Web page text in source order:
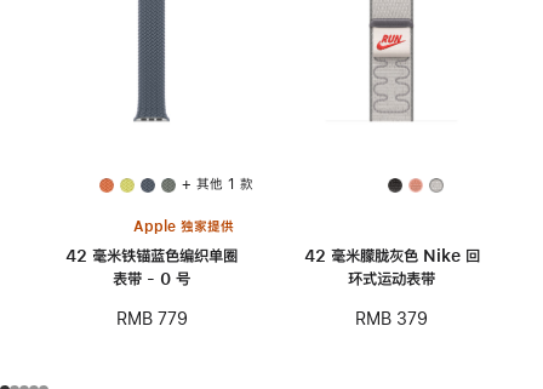
+ 其他 1 款
Apple 独家提供
42 毫米铁锚蓝色编织单圈
表带 - 0 号
RMB 779
42 毫米朦胧灰色 Nike 回
环式运动表带
RMB 379